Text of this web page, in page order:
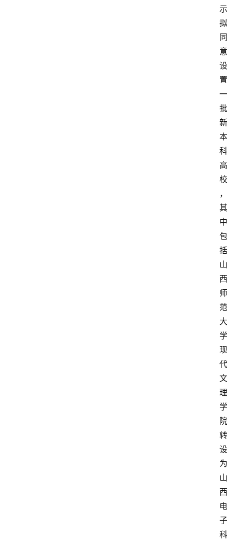
示
拟
同
意
设
置
一
批
新
本
科
高
校
，
其
中
包
括
山
西
师
范
大
学
现
代
文
理
学
院
转
设
为
山
西
电
子
科